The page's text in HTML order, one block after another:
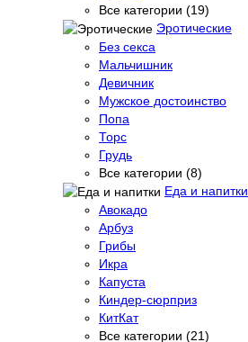
Все категории (19)
Эротические
Без секса
Мальчишник
Девичник
Мужское достоинство
Попа
Торс
Грудь
Все категории (8)
Еда и напитки
Авокадо
Арбуз
Грибы
Икра
Капуста
Киндер-сюрприз
КитКат
Все категории (21)